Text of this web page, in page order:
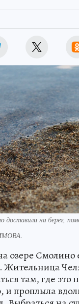
доставили на берег,
озере Смолино
Жительница
там, где это
и проплыла